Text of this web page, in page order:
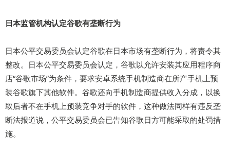
日本监管机构认定谷歌有垄断行为
日本公平交易委员会认定谷歌在日本市场有垄断行为，将责令其
整改。日本公平交易委员会认定，谷歌以允许安装其应用程序商
店“谷歌市场”为条件，要求安卓系统手机制造商在所产手机上预
装谷歌旗下其他软件。谷歌还向手机制造商提供收入分成，以换
取后者不在手机上预装竞争对手的软件，这种做法同样有违反垄
断法报道说，公平交易委员会已告知谷歌日方可能采取的处罚措
施。